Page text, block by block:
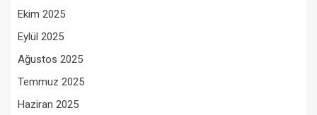
Ekim 2025
Eylül 2025
Ağustos 2025
Temmuz 2025
Haziran 2025